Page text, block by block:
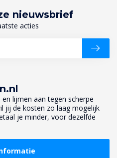
lijmen aan tegen scherpe
jij de kosten zo laag mogelijk
je minder, voor dezelfde
nieuwsbrief
acties